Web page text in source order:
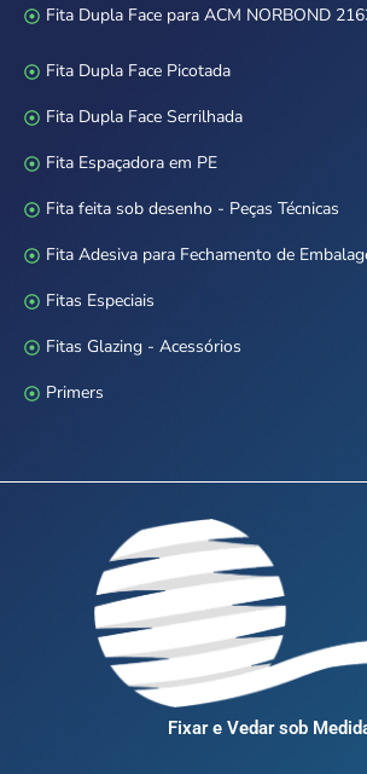
Fita Dupla Face para ACM NORBOND
Fita Dupla Face Picotada
Fita Dupla Face Serrilhada
Fita Espaçadora em PE
Fita feita sob desenho - Peças Técnicas
Fita Adesiva para Fechamento de
Fitas Especiais
Fitas Glazing - Acessórios
Primers
Fixar e Vedar sob